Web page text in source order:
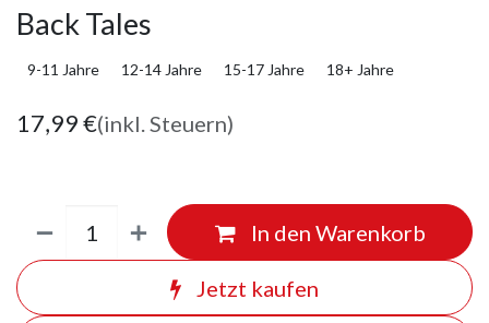
Back Tales
9-11 Jahre 12-14 Jahre 15-17 Jahre 18+ Jahre
17,99€(inkl. Steuern)
In den Warenkorb
Jetzt kaufen